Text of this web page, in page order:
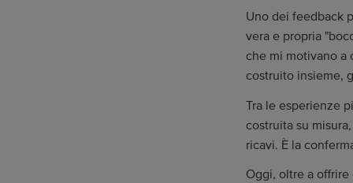
Uno dei feedback
vera e propria
che mi motivano a
costruito insieme,
Tra le esperienze
costruita su
ricavi. È la
Oggi, oltre a